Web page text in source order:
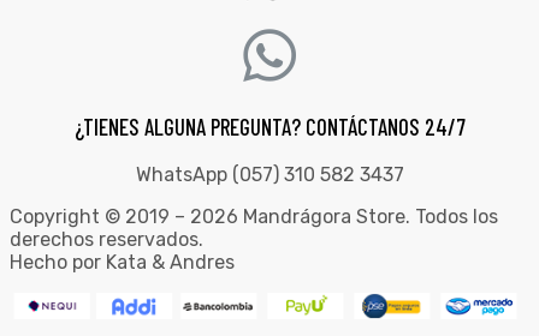
¿TIENES ALGUNA PREGUNTA? CONTÁCTANOS 24/7
WhatsApp (057) 310 582 3437
Copyright © 2019 – 2026 Mandrágora Store. Todos los
derechos reservados.
Hecho por Kata & Andres